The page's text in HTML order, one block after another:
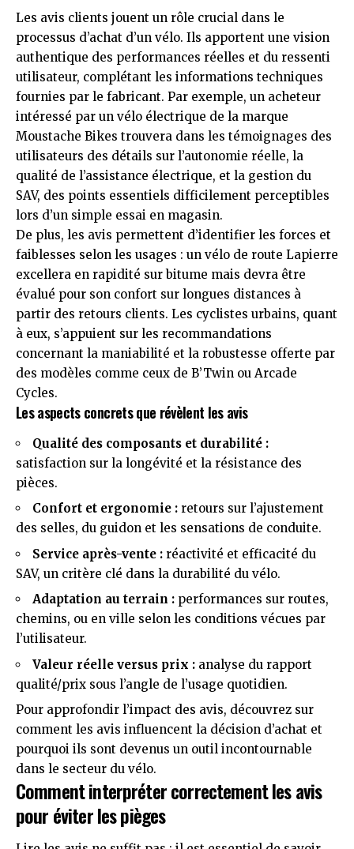
Les avis clients jouent un rôle crucial dans le
processus d’achat d’un vélo. Ils apportent une vision
authentique des performances réelles et du ressenti
utilisateur, complétant les informations techniques
fournies par le fabricant. Par exemple, un acheteur
intéressé par un vélo électrique de la marque
Moustache Bikes trouvera dans les témoignages des
utilisateurs des détails sur l’autonomie réelle, la
qualité de l’assistance électrique, et la gestion du
SAV, des points essentiels difficilement perceptibles
lors d’un simple essai en magasin.
De plus, les avis permettent d’identifier les forces et
faiblesses selon les usages : un vélo de route Lapierre
excellera en rapidité sur bitume mais devra être
évalué pour son confort sur longues distances à
partir des retours clients. Les cyclistes urbains, quant
à eux, s’appuient sur les recommandations
concernant la maniabilité et la robustesse offerte par
des modèles comme ceux de B’Twin ou Arcade
Cycles.
Les aspects concrets que révèlent les avis
Qualité des composants et durabilité :
satisfaction sur la longévité et la résistance des
pièces.
Confort et ergonomie : retours sur l’ajustement
des selles, du guidon et les sensations de conduite.
Service après-vente : réactivité et efficacité du
SAV, un critère clé dans la durabilité du vélo.
Adaptation au terrain : performances sur routes,
chemins, ou en ville selon les conditions vécues par
l’utilisateur.
Valeur réelle versus prix : analyse du rapport
qualité/prix sous l’angle de l’usage quotidien.
Pour approfondir l’impact des avis, découvrez sur
comment les avis influencent la décision d’achat et
pourquoi ils sont devenus un outil incontournable
dans le secteur du vélo.
Comment interpréter correctement les avis
pour éviter les pièges